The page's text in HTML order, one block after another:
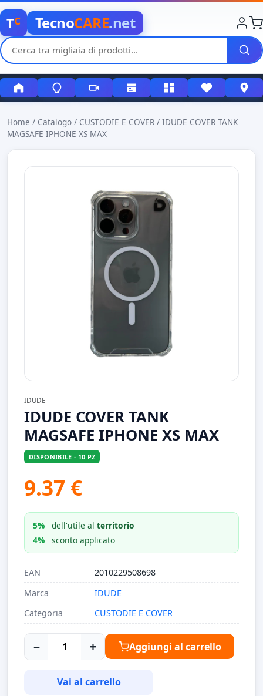
Tc TecnoCARE.net
Home / Catalogo / CUSTODIE E COVER / IDUDE COVER TANK
MAGSAFE IPHONE XS MAX
IDUDE
IDUDE COVER TANK
MAGSAFE IPHONE XS MAX
DISPONIBILE · 10 PZ
9.37 €
5% dell'utile alterritorio
4%
sconto applicato
EAN
2010229508698
Marca
IDUDE
Categoria
CUSTODIE E COVER
− + Aggiungi al carrello
Vai al carrello